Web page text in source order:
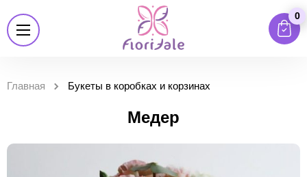
0
Главная Букеты в коробках и корзинах
Медер